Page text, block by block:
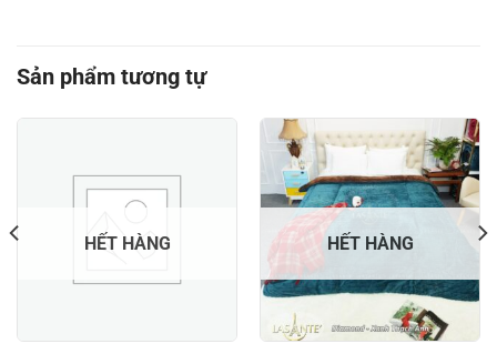
Sản phẩm tương tự
HẾT HÀNG HẾT HÀNG